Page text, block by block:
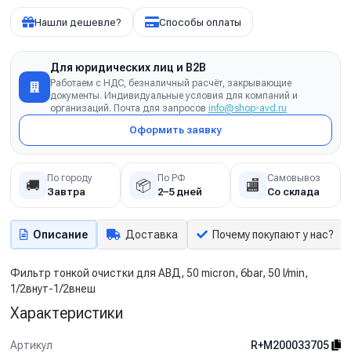
Нашли дешевле? Способы оплаты
Для юридических лиц и B2B
Работаем с НДС, безналичный расчёт, закрывающие
документы. Индивидуальные условия для компаний и
организаций. Почта для запросов info@shop-avd.ru
Оформить заявку
🚚 По городу
Завтра 📦 По РФ
2–5 дней 🏬 Самовывоз
Со склада
Описание Доставка Почему покупают у нас?
Фильтр тонкой очистки для АВД, 50 micron, 6bar, 50 l/min,
1/2внут-1/2внеш
Характеристики
Артикул
R+M200033705